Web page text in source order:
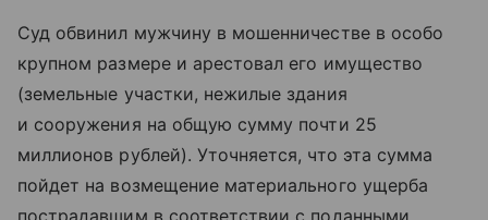
Суд обвинил мужчину в мошенничестве в особо
крупном размере и арестовал его имущество
(земельные участки, нежилые здания
и сооружения на общую сумму почти 25
миллионов рублей). Уточняется, что эта сумма
пойдет на возмещение материального ущерба